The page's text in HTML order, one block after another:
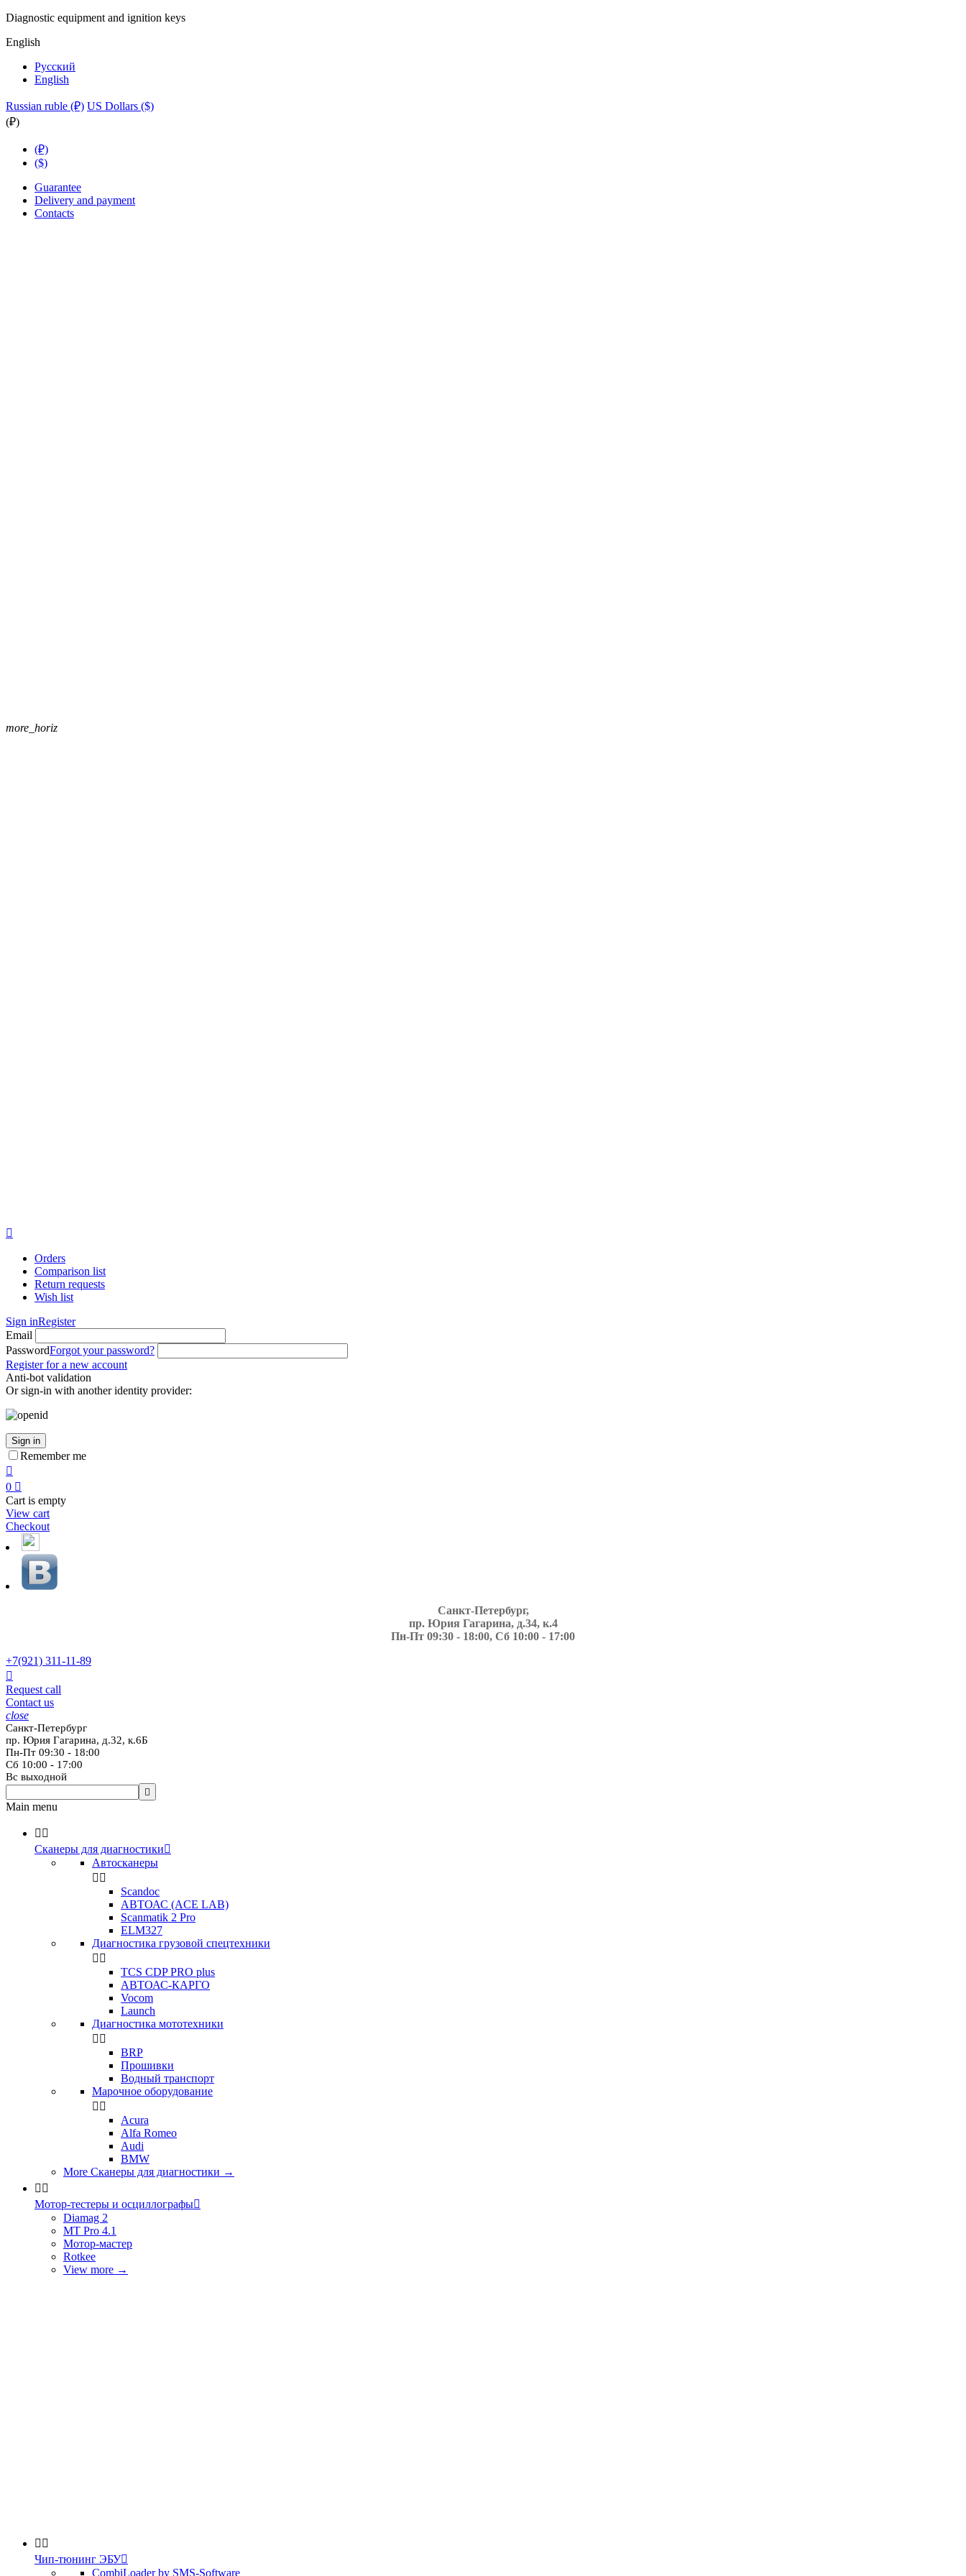
Diagnostic equipment and ignition keys
English
Русский
English
Russian ruble (₽) US Dollars ($)
(₽)
(₽)
($)
Guarantee
Delivery and payment
Contacts
more_horiz

Orders
Comparison list
Return requests
Wish list
Sign inRegister
Email
PasswordForgot your password?
Register for a new account
Anti-bot validation
Or sign-in with another identity provider:
Sign in
Remember me

0 
Cart is empty
View cart
Checkout
Санкт-Петербург,
пр. Юрия Гагарина, д.34, к.4
Пн-Пт 09:30 - 18:00, Сб 10:00 - 17:00
+7(921) 311-11-89

Request call
Contact us
close
Санкт-Петербург
пр. Юрия Гагарина, д.32, к.6Б
Пн-Пт 09:30 - 18:00
Сб 10:00 - 17:00
Вс выходной

Main menu
 
Сканеры для диагностики
Автосканеры
 
Scandoc
АВТОАС (ACE LAB)
Scanmatik 2 Pro
ELM327
Диагностика грузовой спецтехники
 
TCS CDP PRO plus
АВТОАС-КАРГО
Vocom
Launch
Диагностика мототехники
 
BRP
Прошивки
Водный транспорт
Марочное оборудование
 
Acura
Alfa Romeo
Audi
BMW
More Сканеры для диагностики →
 
Мотор-тестеры и осциллографы
Diamag 2
MT Pro 4.1
Мотор-мастер
Rotkee
View more →
 
Чип-тюнинг ЭБУ
CombiLoader by SMS-Software